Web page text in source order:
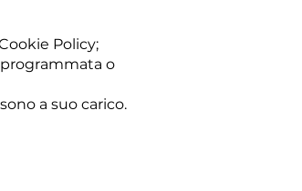
Policy;
o
a suo carico.